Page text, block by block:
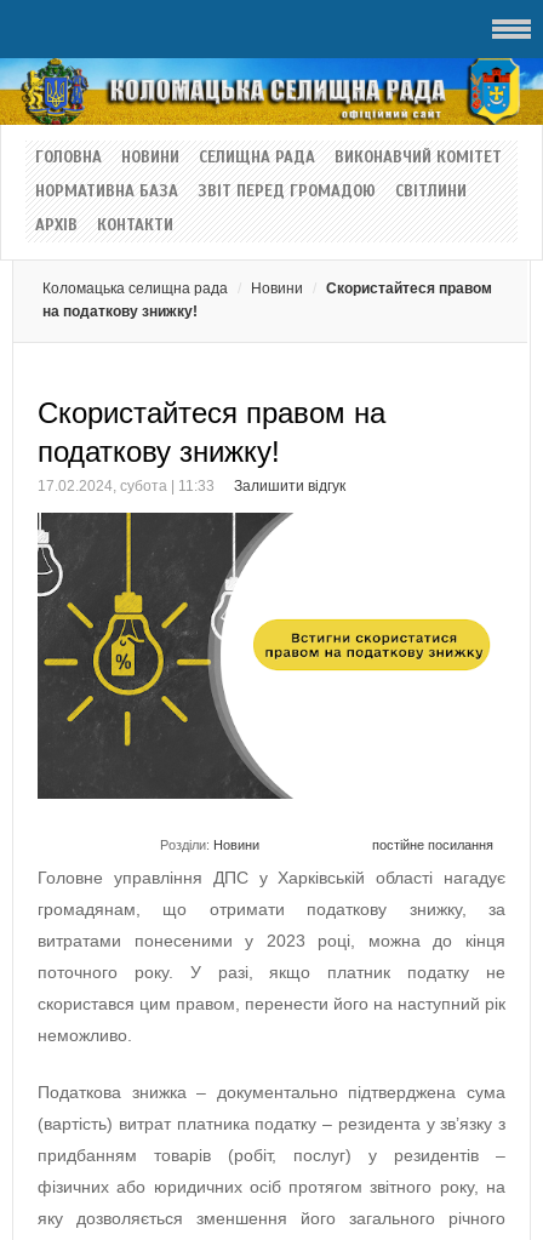
ГОЛОВНА НОВИНИ СЕЛИЩНА РАДА
ВИКОНАВЧИЙ КОМІТЕТ
НОРМАТИВНА БАЗА
ЗВІТ ПЕРЕД ГРОМАДОЮ
СВІТЛИНИ
АРХІВ
КОНТАКТИ
Коломацька селищна рада Новини
Скористайтеся правом
на податкову знижку!
Скористайтеся правом на
податкову знижку!
17.02.2024, субота | 11:33 Залишити відгук
Розділи: Новини постійне посилання
Головне управління ДПС у Харківській області нагадує
громадянам, що отримати податкову знижку, за
витратами понесеними у 2023 році, можна до кінця
поточного року. У разі, якщо платник податку не
скористався цим правом, перенести його на наступний рік
неможливо.
Податкова знижка – документально підтверджена сума
(вартість) витрат платника податку – резидента у зв’язку з
придбанням товарів (робіт, послуг) у резидентів –
фізичних або юридичних осіб протягом звітного року, на
яку дозволяється зменшення його загального річного